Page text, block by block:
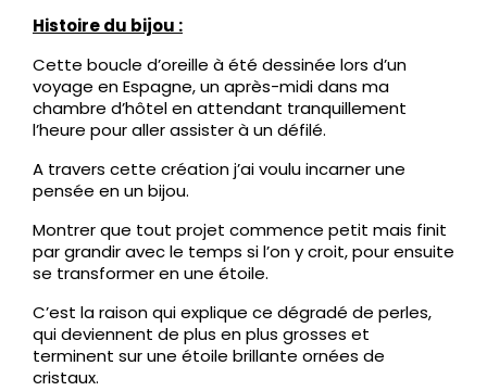
Histoire du bijou :
Cette boucle d’oreille à été dessinée lors d’un
voyage en Espagne, un après-midi dans ma
chambre d’hôtel en attendant tranquillement
l’heure pour aller assister à un défilé.
A travers cette création j’ai voulu incarner une
pensée en un bijou.
Montrer que tout projet commence petit mais finit
par grandir avec le temps si l’on y croit, pour ensuite
se transformer en une étoile.
C’est la raison qui explique ce dégradé de perles,
qui deviennent de plus en plus grosses et
terminent sur une étoile brillante ornées de
cristaux.